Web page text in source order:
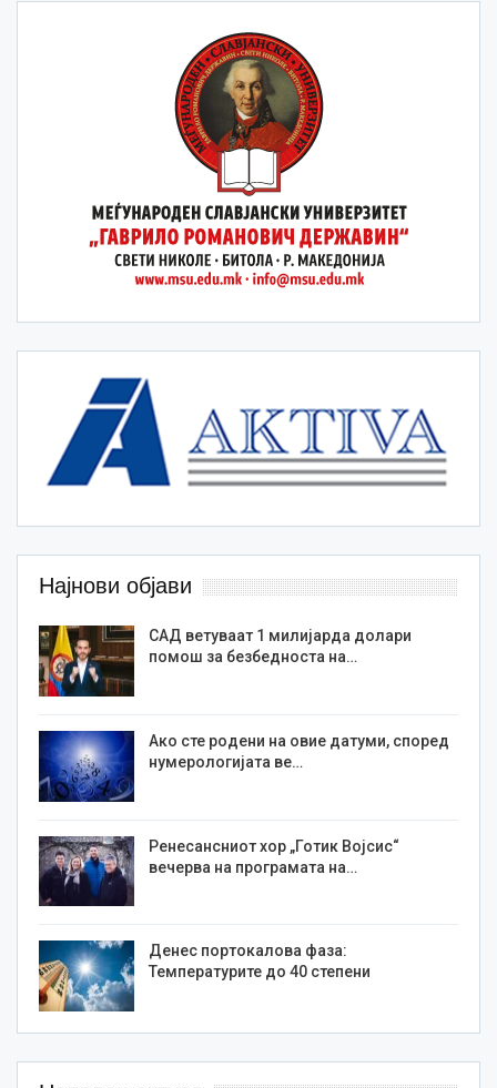
Најнови објави
САД ветуваат 1 милијарда долари
помош за безбедноста на…
Ако сте родени на овие датуми, според
нумерологијата ве…
Ренесансниот хор „Готик Војсис“
вечерва на програмата на…
Денес портокалова фаза:
Температурите до 40 степени